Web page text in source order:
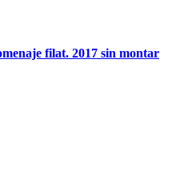
filat. 2017 sin montar